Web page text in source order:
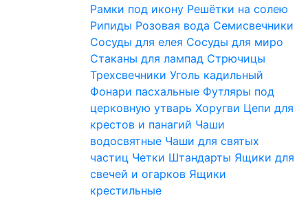
Рамки под икону Решётки на солею
Рипиды Розовая вода Семисвечники
Сосуды для елея Сосуды для миро
Стаканы для лампад Стрючицы
Трехсвечники Уголь кадильный
Фонари пасхальные Футляры под
церковную утварь Хоругви Цепи для
крестов и панагий Чаши
водосвятные Чаши для святых
частиц Четки Штандарты Ящики для
свечей и огарков Ящики
крестильные